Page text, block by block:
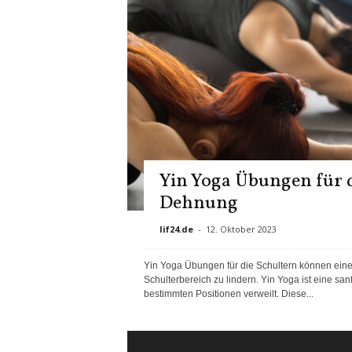
Yin Yoga Übungen
Dehnung
lif24.de - 12. Oktober 2023
Yin Yoga Übungen für die Schultern können
Schulterbereich zu lindern. Yin Yoga ist eine
bestimmten Positionen verweilt. Diese...